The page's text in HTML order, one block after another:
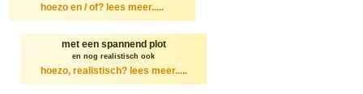
hoezo en / of? lees meer.....
met een spannend plot
en nog realistisch ook
hoezo, realistisch? lees meer.....